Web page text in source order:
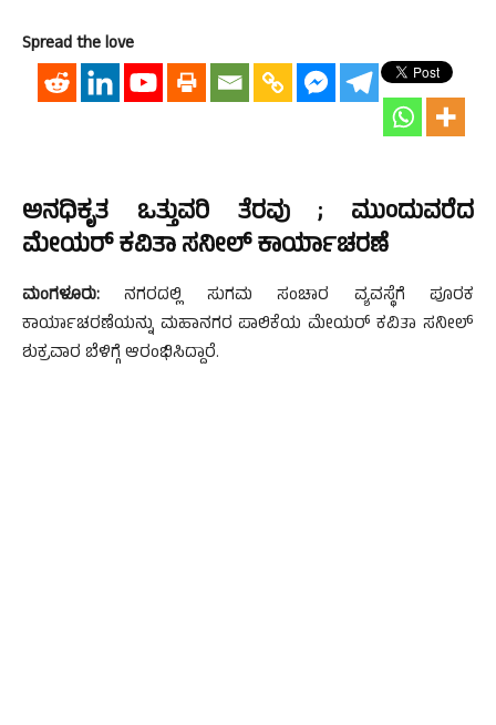
Spread the love
ಅನಧಿಕೃತ ಒತ್ತುವರಿ ತೆರವು ; ಮುಂದುವರೆದ
ಮೇಯರ್ ಕವಿತಾ ಸನೀಲ್ ಕಾರ್ಯಾಚರಣೆ
ಮಂಗಳೂರು: ನಗರದಲ್ಲಿ ಸುಗಮ ಸಂಚಾರ ವ್ಯವಸ್ಥೆಗೆ ಪೂರಕ
ಕಾರ್ಯಾಚರಣೆಯನ್ನು ಮಹಾನಗರ ಪಾಲಿಕೆಯ ಮೇಯರ್ ಕವಿತಾ ಸನೀಲ್
ಶುಕ್ರವಾರ ಬೆಳಿಗ್ಗೆ ಆರಂಭಿಸಿದ್ದಾರೆ.